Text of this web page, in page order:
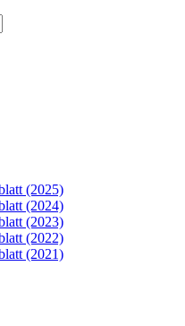
(2025)
(2024)
(2023)
(2022)
(2021)